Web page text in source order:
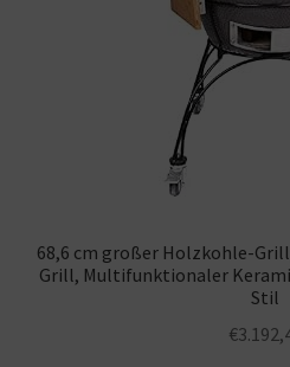
68,6 cm großer Holzkohle-
Grill, Multifunktionaler
Stil
€